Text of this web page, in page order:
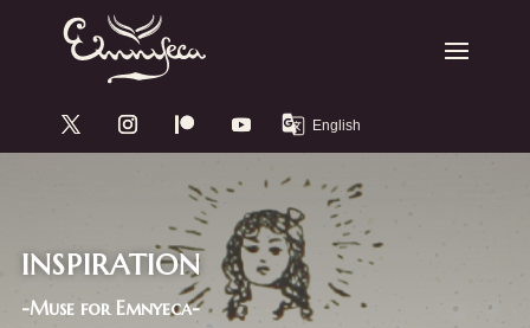
INSPIRATION
-Muse for Emnyeca-